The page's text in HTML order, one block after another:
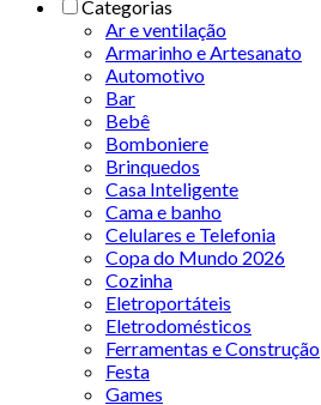
Categorias
Ar e ventilação
Armarinho e Artesanato
Automotivo
Bar
Bebê
Bomboniere
Brinquedos
Casa Inteligente
Cama e banho
Celulares e Telefonia
Copa do Mundo 2026
Cozinha
Eletroportáteis
Eletrodomésticos
Ferramentas e Construção
Festa
Games